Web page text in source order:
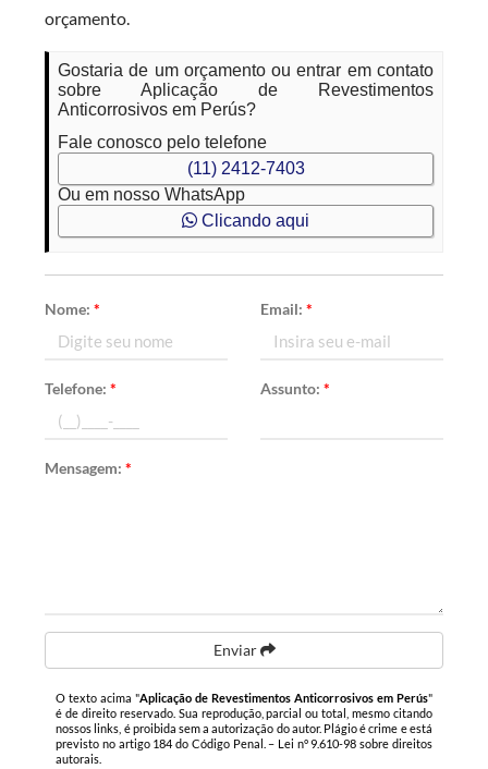
orçamento.
Gostaria de um orçamento ou entrar em contato
sobre Aplicação de Revestimentos
Anticorrosivos em Perús?
Fale conosco pelo telefone
(11) 2412-7403
Ou em nosso WhatsApp
Clicando aqui
Nome:* Email: *
Telefone:* Assunto: *
Mensagem:*
Enviar
O texto acima "Aplicação de Revestimentos Anticorrosivos em Perús"
é de direito reservado. Sua reprodução, parcial ou total, mesmo citando
nossos links, é proibida sem a autorização do autor. Plágio é crime e está
previsto no artigo 184 do Código Penal. – Lei n° 9.610-98 sobre direitos
autorais